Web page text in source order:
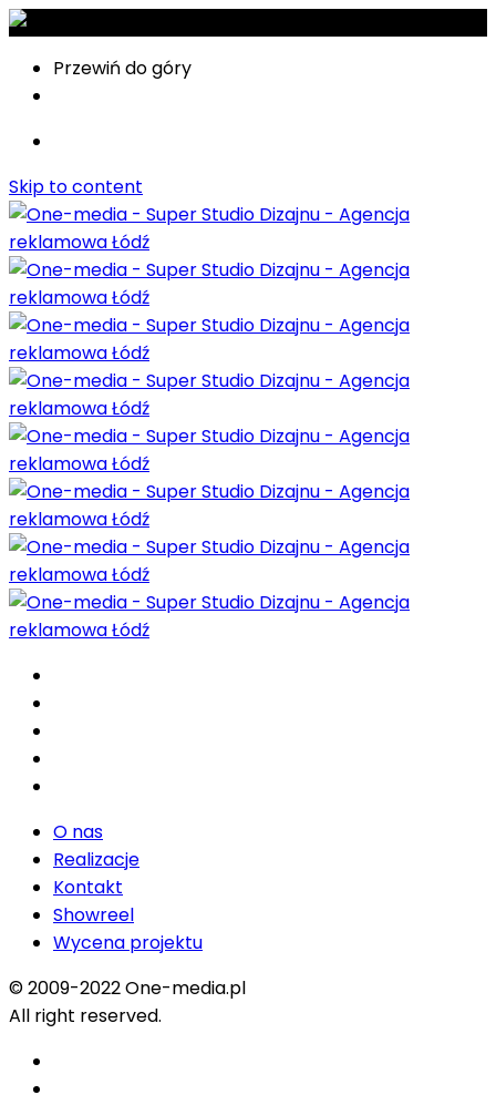
Przewiń do góry
Skip to content
O nas
Realizacje
Kontakt
Showreel
Wycena projektu
© 2009-2022 One-media.pl
All right reserved.